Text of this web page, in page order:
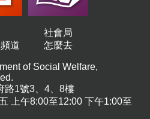
道
社會局
怎麼去
of Social Welfare,
路1號3、4、8樓
上午8:00至12:00 下午1:00至